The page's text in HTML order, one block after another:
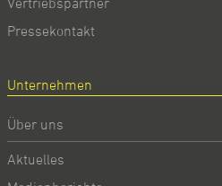
Pressekontakt
Unternehmen
Über uns
Aktuelles